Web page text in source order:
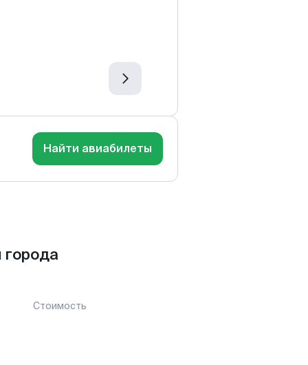
Найти авиабилеты
Стоимость